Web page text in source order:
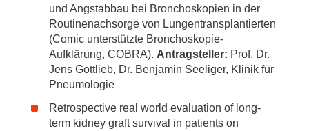
und Angstabbau bei Bronchoskopien in der
Routinenachsorge von Lungentransplantierten
(Comic unterstützte Bronchoskopie-
Aufklärung, COBRA). Antragsteller: Prof. Dr.
Jens Gottlieb, Dr. Benjamin Seeliger, Klinik für
Pneumologie
Retrospective real world evaluation of long-
term kidney graft survival in patients on